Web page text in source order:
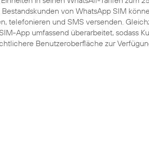
von WhatsApp SIM
telefonieren und SMS versenden.
App umfassend überarbeitet, sodass
Benutzeroberfläche zur